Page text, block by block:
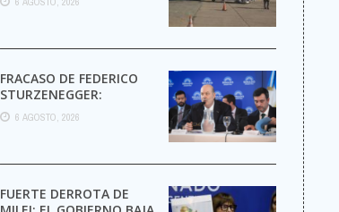
MÁS PASAJES
FRACASO DE FEDERICO
STURZENEGGER:
6 AGOSTO, 2026
FUERTE DERROTA DE